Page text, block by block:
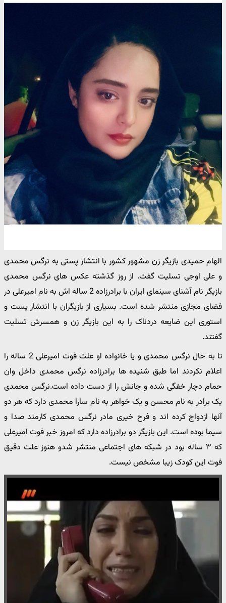
الهام حمیدی بازیگر زن مشهور کشور با انتشار پستی به نرگس محمدی
و علی اوجی تسلیت گفت. از روز گذشته عکس های نرگس محمدی
بازیگر نام آشنای سینمای ایران با برادرزاده 2 ساله اش به نام امیرعلی در
فضای مجازی منتشر شده است. بسیاری از بازیگران با انتشار پست و
استوری این ضایعه دردناک را به این بازیگر زن و همسرش تسلیت
گفتند.
تا به حال نرگس محمدی و یا خانواده او علت فوت امیرعلی 2 ساله را
اعلام نکردند اما طبق شنیده ها برادرزاده نرگس محمدی داخل وان
حمام دچار خفگی شده و جانش را از دست داده است.نرگس محمدی
یک برادر به نام محسن و یک خواهر به نام سارا محمدی دارد که هر دو
آنها ازدواج کرده اند و فرح خیری مادر نرگس محمدی کارمند صدا و
سیما بوده است. این بازیگر دو برادرزاده دارد که امروز خبر فوت امیرعلی
که ۳ ساله بود در شبکه های اجتماعی منتشر شدو هنوز علت دقیق
فوت این کودک زیبا مشخص نیست.